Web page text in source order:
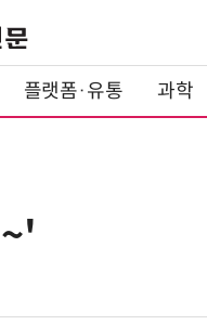
플랫폼·유통 과학